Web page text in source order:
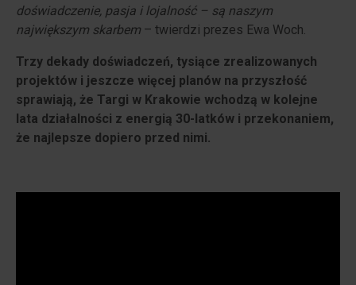
doświadczenie, pasja i lojalność – są naszym
największym skarbem – twierdzi prezes Ewa Woch.
Trzy dekady doświadczeń, tysiące zrealizowanych
projektów i jeszcze więcej planów na przyszłość
sprawiają, że Targi w Krakowie wchodzą w kolejne
lata działalności z energią 30-latków i przekonaniem,
że najlepsze dopiero przed nimi.